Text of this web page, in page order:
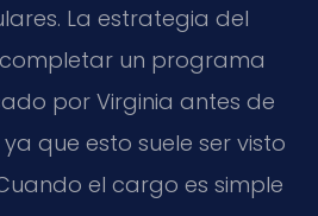
La estrategia del
un programa
por Virginia antes de
que esto suele ser visto
el cargo es simple